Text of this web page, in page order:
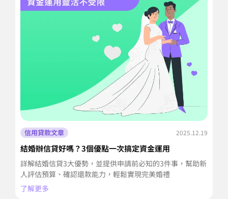
信用貸款文章 2025.12.19
結婚辦信貸好嗎？3個優點一次搞定資金運用
詳解結婚信貸3大優勢，並提供申請前必知的3件事，幫助新
人評估預算、確認還款能力，輕鬆實現完美婚禮
了解更多